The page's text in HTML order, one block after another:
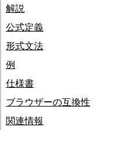
解説
公式定義
形式文法
例
仕様書
ブラウザーの互換性
関連情報